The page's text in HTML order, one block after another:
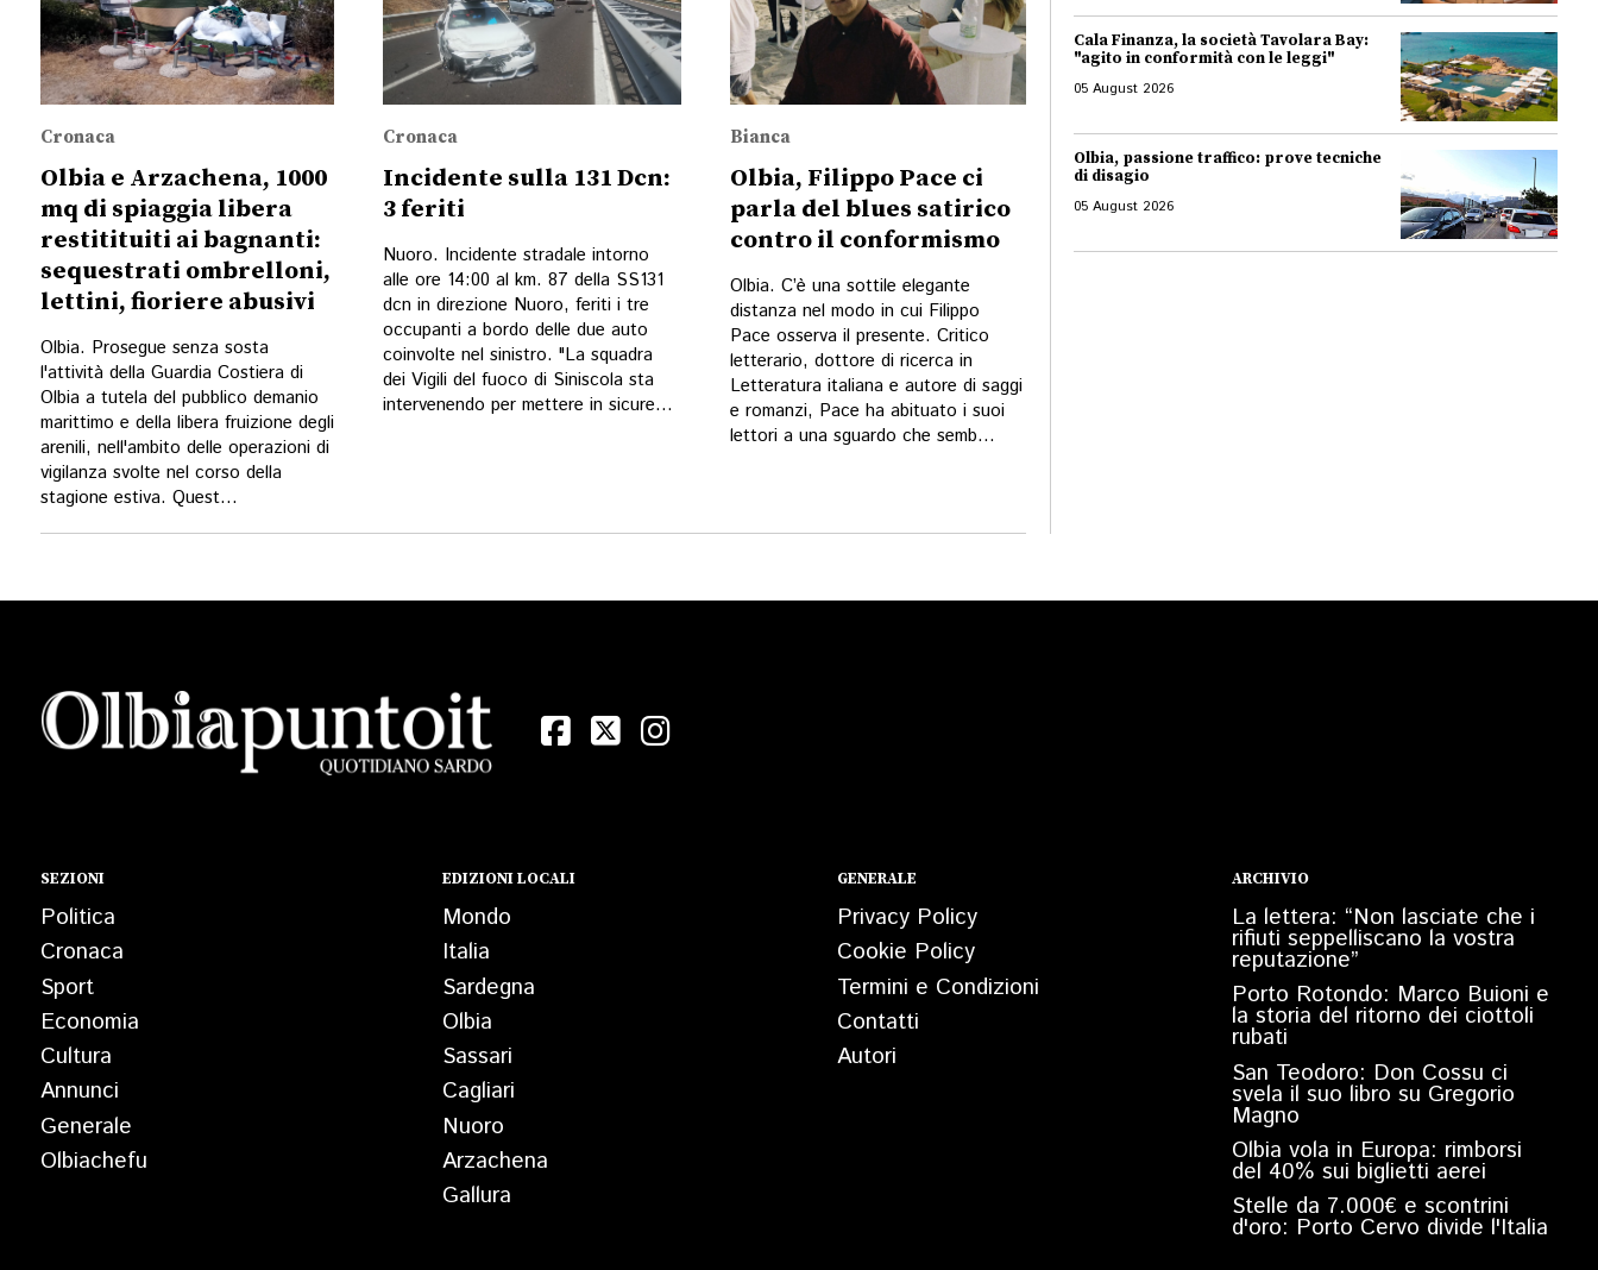
Cronaca
Olbia e Arzachena, 1000
mq di spiaggia libera
restitituiti ai bagnanti:
sequestrati ombrelloni,
lettini, fioriere abusivi
Olbia. Prosegue senza sosta
l'attività della Guardia Costiera di
Olbia a tutela del pubblico demanio
marittimo e della libera fruizione degli
arenili, nell'ambito delle operazioni di
vigilanza svolte nel corso della
stagione estiva. Quest...
Cronaca
Incidente sulla 131 Dcn:
3 feriti
Nuoro. Incidente stradale intorno
alle ore 14:00 al km. 87 della SS131
dcn in direzione Nuoro, feriti i tre
occupanti a bordo delle due auto
coinvolte nel sinistro. "La squadra
dei Vigili del fuoco di Siniscola sta
intervenendo per mettere in sicure...
Bianca
Olbia, Filippo Pace ci
parla del blues satirico
contro il conformismo
Olbia. C’è una sottile elegante
distanza nel modo in cui Filippo
Pace osserva il presente. Critico
letterario, dottore di ricerca in
Letteratura italiana e autore di saggi
e romanzi, Pace ha abituato i suoi
lettori a una sguardo che semb...
Cala Finanza, la società Tavolara Bay:
"agito in conformità con le leggi"
05 August 2026
Olbia, passione traffico: prove tecniche
di disagio
05 August 2026
SEZIONI
Politica
Cronaca
Sport
Economia
Cultura
Annunci
Generale
Olbiachefu
EDIZIONI LOCALI
Mondo
Italia
Sardegna
Olbia
Sassari
Cagliari
Nuoro
Arzachena
Gallura
GENERALE
Privacy Policy
Cookie Policy
Termini e Condizioni
Contatti
Autori
ARCHIVIO
La lettera: “Non lasciate che i
rifiuti seppelliscano la vostra
reputazione”
Porto Rotondo: Marco Buioni e
la storia del ritorno dei ciottoli
rubati
San Teodoro: Don Cossu ci
svela il suo libro su Gregorio
Magno
Olbia vola in Europa: rimborsi
del 40% sui biglietti aerei
Stelle da 7.000€ e scontrini
d'oro: Porto Cervo divide l'Italia